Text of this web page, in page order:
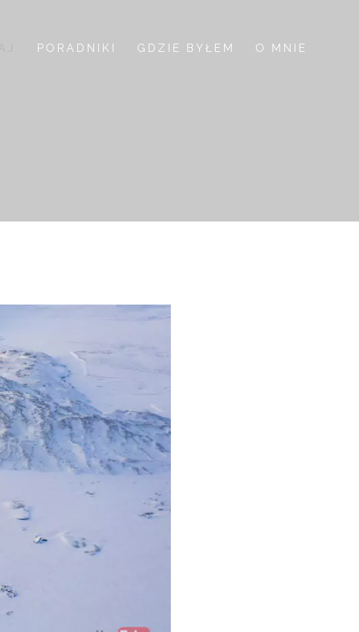
PORADNIKI GDZIE BYŁEM O MNIE